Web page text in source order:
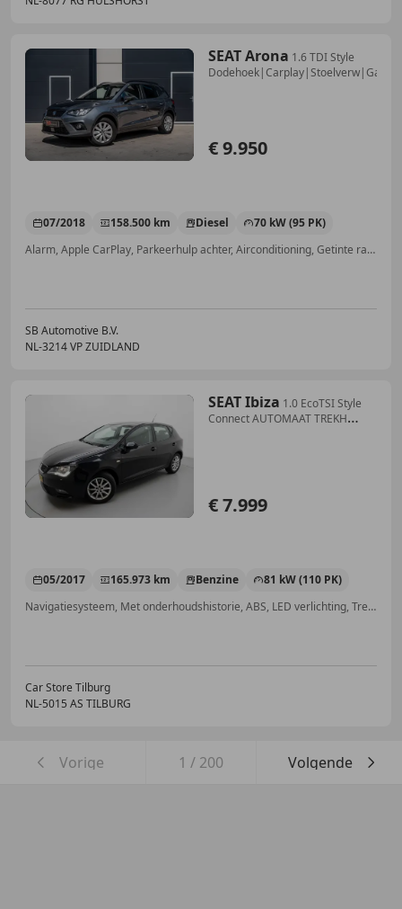
SEAT Arona 1.6 TDI Style
€ 9.950
07/2018 158.500 km Diesel
70 kW (95 PK)
Alarm, Apple CarPlay, Parkeerhulp achter, Airconditioning, Getinte ramen, Stoelverwarming, LED verlichting, Vermoeidheidsdetectie
SB Automotive B.V.
NL-3214 VP ZUIDLAND
SEAT Ibiza 1.0 EcoTSI Style
Connect AUTOMAAT TREKH
€ 7.999
05/2017 165.973 km Benzine
81 kW (110 PK)
Navigatiesysteem, Met onderhoudshistorie, ABS, LED verlichting, Trekhaak, Isofix, Mistlampen, Parkeerhulp achter
Car Store Tilburg
NL-5015 AS TILBURG
Vorige 1 / 200 Volgende